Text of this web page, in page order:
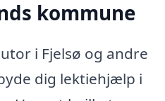
kommune
i Fjelsø og andre
dig lektiehjælp i